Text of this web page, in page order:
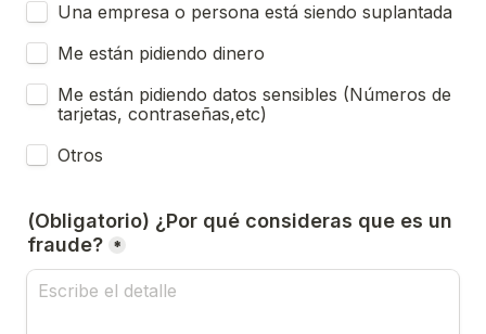
Una empresa o persona está siendo suplantada
Me están pidiendo dinero
Me están pidiendo datos sensibles (Números de
tarjetas, contraseñas,etc)
Otros
(Obligatorio) ¿Por qué consideras que es un
fraude? *